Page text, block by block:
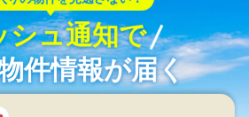
シュ通知で
件情報が届く